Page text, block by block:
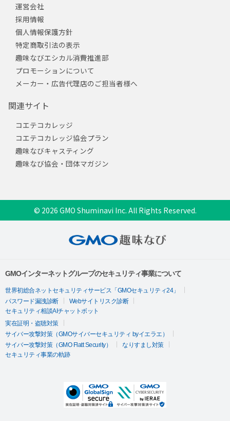
運営会社
採用情報
個人情報保護方針
特定商取引法の表示
趣味なびエシカル消費推進部
プロモーションについて
メーカー・広告代理店のご担当者様へ
関連サイト
コエテコカレッジ
コエテコカレッジ協会プラン
趣味なびキャスティング
趣味なび協会・団体マガジン
© 2026 GMO Shuminavi Inc. All Rights Reserved.